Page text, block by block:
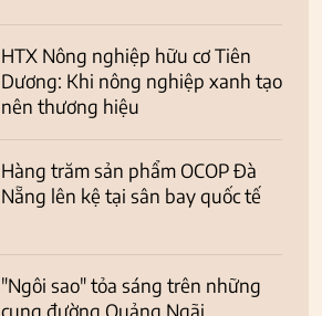
HTX Nông nghiệp hữu cơ Tiên
Dương: Khi nông nghiệp xanh tạo
nên thương hiệu
Hàng trăm sản phẩm OCOP Đà
Nẵng lên kệ tại sân bay quốc tế
"Ngôi sao" tỏa sáng trên những
cung đường Quảng Ngãi